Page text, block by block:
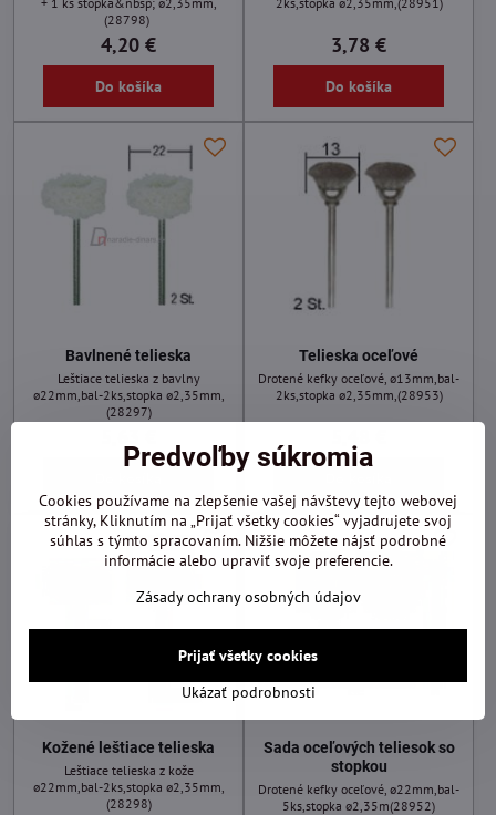
(28798)
4,20 €
Do košíka
3,78 €
Do košíka
Bavlnené telieska
Leštiace telieska z bavlny
ø22mm,bal-2ks,stopka ø2,35mm,
(28297)
Telieska oceľové
Drotené kefky oceľové, ø13mm,bal-
2ks,stopka ø2,35mm,(28953)
Kožené leštiace telieska
Leštiace telieska z kože
ø22mm,bal-2ks,stopka ø2,35mm,
(28298)
Sada oceľových teliesok so
stopkou
Drotené kefky oceľové, ø22mm,bal-
5ks,stopka ø2,35m(28952)
Predvoľby súkromia
Cookies používame na zlepšenie vašej návštevy tejto webovej
stránky, Kliknutím na „Prijať všetky cookies“ vyjadrujete svoj
súhlas s týmto spracovaním. Nižšie môžete nájsť podrobné
informácie alebo upraviť svoje preferencie.
Zásady ochrany osobných údajov
Ukázať podrobnosti
Prijať všetky cookies